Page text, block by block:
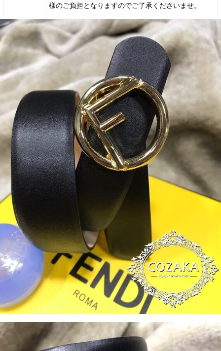
様のご負担となりますのでご了承くださいませ。